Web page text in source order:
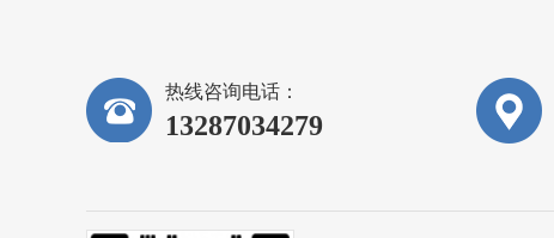
热线咨询电话：
13287034279